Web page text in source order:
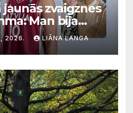
zvaigznes
Man bija
apgūst
2026. LIĀNA LANGA